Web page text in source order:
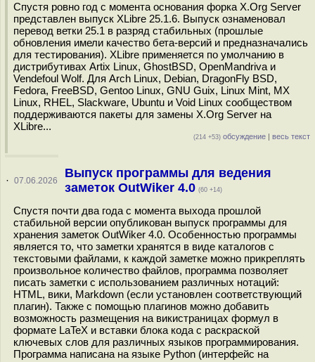
Спустя ровно год с момента основания форка X.Org Server
представлен выпуск XLibre 25.1.6. Выпуск ознаменовал
перевод ветки 25.1 в разряд стабильных (прошлые
обновления имели качество бета-версий и предназначались
для тестирования). XLibre применяется по умолчанию в
дистрибутивах Artix Linux, GhostBSD, OpenMandriva и
Vendefoul Wolf. Для Arch Linux, Debian, DragonFly BSD,
Fedora, FreeBSD, Gentoo Linux, GNU Guix, Linux Mint, MX
Linux, RHEL, Slackware, Ubuntu и Void Linux сообществом
поддерживаются пакеты для замены X.Org Server на
XLibre...
(214 +53) обсуждение | весь текст
· 07.06.2026
Выпуск программы для ведения
заметок OutWiker 4.0 (60 +14)
Спустя почти два года с момента выхода прошлой
стабильной версии опубликован выпуск программы для
хранения заметок OutWiker 4.0. Особенностью программы
является то, что заметки хранятся в виде каталогов с
текстовыми файлами, к каждой заметке можно прикреплять
произвольное количество файлов, программа позволяет
писать заметки с использованием различных нотаций:
HTML, вики, Markdown (если установлен соответствующий
плагин). Также с помощью плагинов можно добавить
возможность размещения на викистраницах формул в
формате LaTeX и вставки блока кода с раскраской
ключевых слов для различных языков программирования.
Программа написана на языке Python (интерфейс на